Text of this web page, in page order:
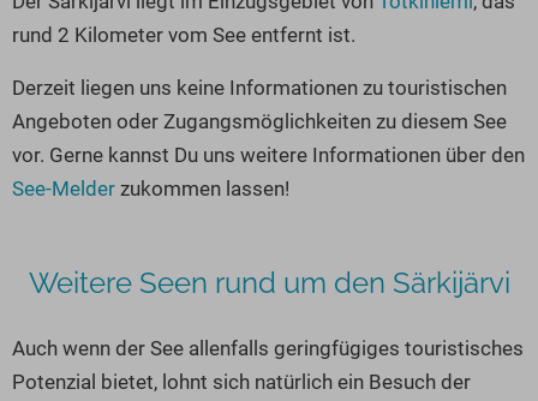
Glamping
Seen in Europa
Österreich
Schweiz
Frankreich
Niederlande
alle Länder…
rund 2 Kilometer vom See entfernt ist.
Derzeit liegen uns keine Informationen zu touristischen
Angeboten oder Zugangsmöglichkeiten zu diesem See
vor. Gerne kannst Du uns weitere Informationen über den
See-Melder zukommen lassen!
Weitere Seen rund um den Särkijärvi
Auch wenn der See allenfalls geringfügiges touristisches
Potenzial bietet, lohnt sich natürlich ein Besuch der